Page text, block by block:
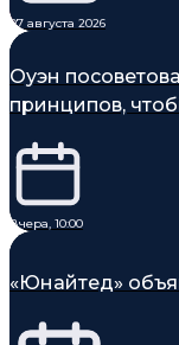
07 августа 2026
Оуэн
принципов,
Вчера, 10:00
«Юнайтед»